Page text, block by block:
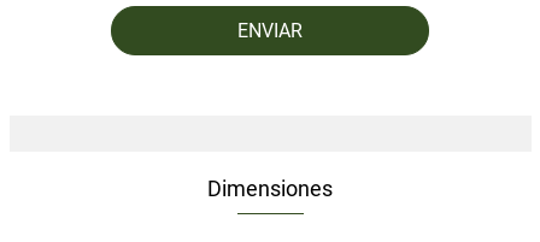
Dimensiones